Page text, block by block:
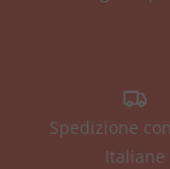
Spedizione
Italiane